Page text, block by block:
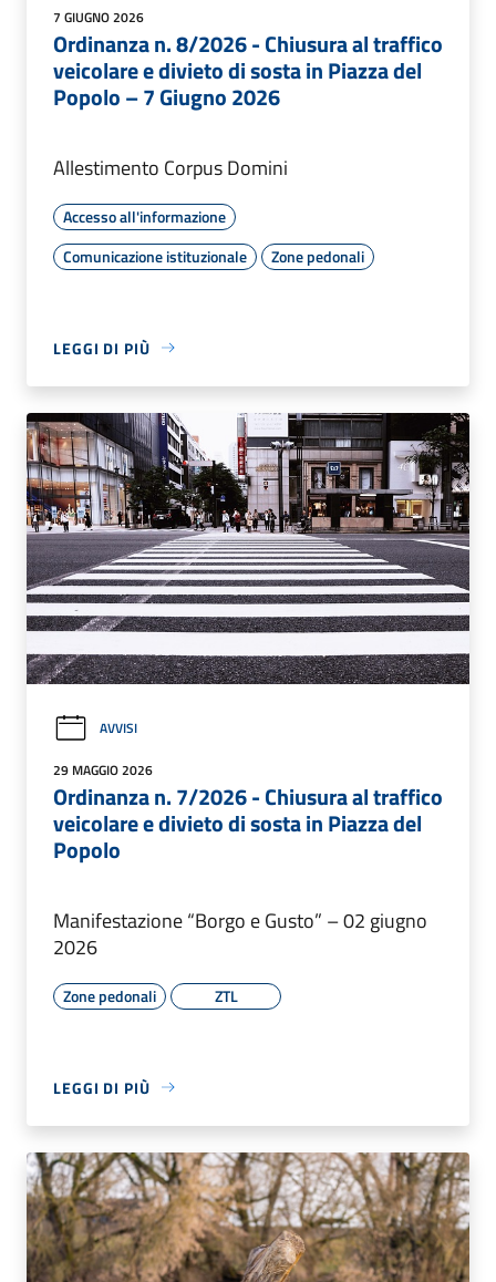
7 GIUGNO 2026
Ordinanza n. 8/2026 - Chiusura al traffico
veicolare e divieto di sosta in Piazza del
Popolo – 7 Giugno 2026
Allestimento Corpus Domini
Accesso all'informazione
Comunicazione istituzionale
Zone pedonali
LEGGI DI PIÙ
AVVISI
29 MAGGIO 2026
Ordinanza n. 7/2026 - Chiusura al traffico
veicolare e divieto di sosta in Piazza del
Popolo
Manifestazione “Borgo e Gusto” – 02 giugno
2026
Zone pedonali ZTL
LEGGI DI PIÙ